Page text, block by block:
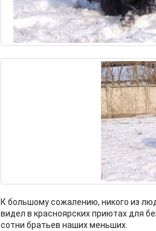
К большому сожалению, никого из
видел в красноярских приютах для
сотни братьев наших меньших.